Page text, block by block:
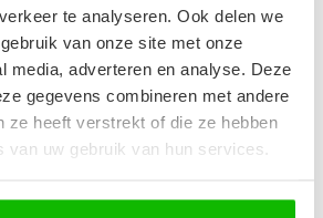
te analyseren. Ook delen we
van onze site met onze
media, adverteren en analyse. Deze
gegevens combineren met andere
ze heeft verstrekt of die ze hebben
van uw gebruik van hun services.